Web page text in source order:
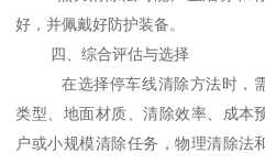
好，并佩戴好防护装备。
四、综合评估与选择
在选择停车线清除方法时，
类型、地面材质、清除效率、成本
户或小规模清除任务，物理清除法